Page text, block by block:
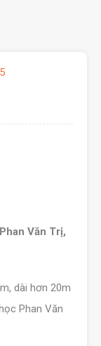
Văn Trị,
dài hơn 20m
Phan Văn